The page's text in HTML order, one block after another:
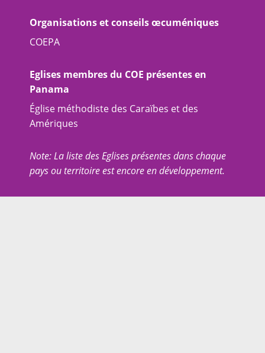
Organisations et conseils œcuméniques
COEPA
Eglises membres du COE présentes en
Panama
Église méthodiste des Caraïbes et des
Amériques
Note: La liste des Eglises présentes dans chaque
pays ou territoire est encore en développement.